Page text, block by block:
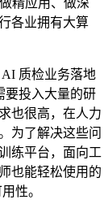
精应用、做深
各业拥有大算
质检业务落地
要投入大量的研
也很高，在人力
为了解决这些问
练平台，面向工
也能轻松使用的
性。